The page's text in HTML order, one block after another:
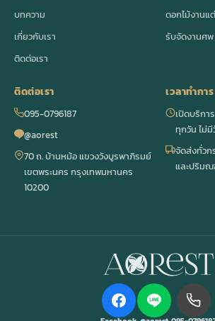
บทความ
เกี่ยวกับเรา
ติดต่อเรา
ดอกไม้งานแ
รับจัดงานศพ
ติดต่อเรา
095-0796187
@aorest
70 ถ. บ้านหม้อ แขวงวังบูรพาภิรมย์
เขตพระนคร กรุงเทพมหานคร
10200
เวลาทำการ
เปิดบริกา
ทุกวัน ไม่
จัดส่งทั่วก
และปริม